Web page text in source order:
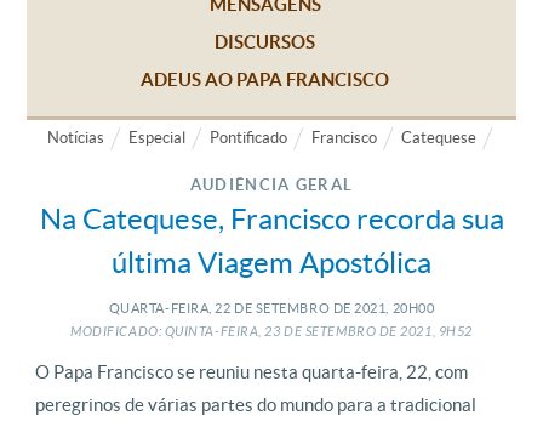
MENSAGENS
DISCURSOS
ADEUS AO PAPA FRANCISCO
Notícias Especial Pontificado Francisco Catequese
AUDIÊNCIA GERAL
Na Catequese, Francisco recorda sua
última Viagem Apostólica
QUARTA-FEIRA, 22 DE SETEMBRO DE 2021, 20H00
MODIFICADO: QUINTA-FEIRA, 23 DE SETEMBRO DE2021, 9H52
O Papa Francisco se reuniu nesta quarta-feira, 22, com
peregrinos de várias partes do mundo para a tradicional